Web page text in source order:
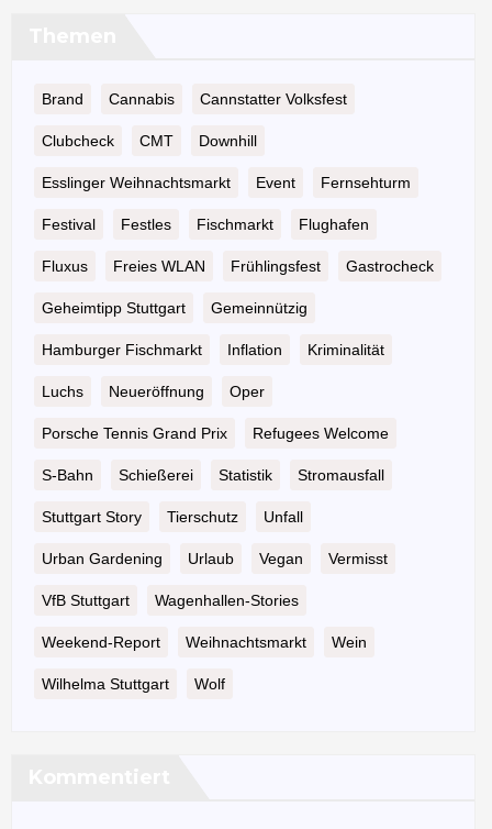
Brand Cannabis Cannstatter Volksfest
Clubcheck CMT Downhill
Esslinger Weihnachtsmarkt Event Fernsehturm
Festival Festles Fischmarkt Flughafen
Fluxus Freies WLAN Frühlingsfest Gastrocheck
Geheimtipp Stuttgart Gemeinnützig
Hamburger Fischmarkt Inflation Kriminalität
Luchs Neueröffnung Oper
Porsche Tennis Grand Prix Refugees Welcome
S-Bahn Schießerei Statistik Stromausfall
Stuttgart Story Tierschutz Unfall
Urban Gardening Urlaub Vegan Vermisst
VfB Stuttgart Wagenhallen-Stories
Weekend-Report Weihnachtsmarkt Wein
Wilhelma Stuttgart Wolf